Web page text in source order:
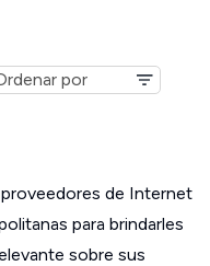
de Internet
para brindarles
sobre sus